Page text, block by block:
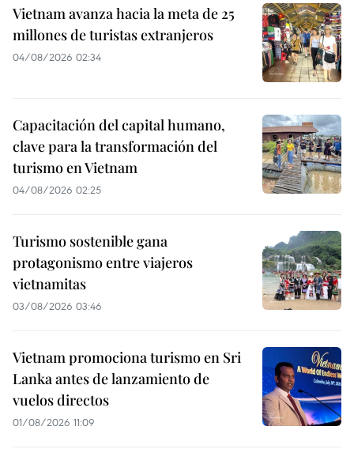
Vietnam avanza hacia la meta de 25
millones de turistas extranjeros
04/08/2026 02:34
Capacitación del capital humano,
clave para la transformación del
turismo en Vietnam
04/08/2026 02:25
Turismo sostenible gana
protagonismo entre viajeros
vietnamitas
03/08/2026 03:46
Vietnam promociona turismo en Sri
Lanka antes de lanzamiento de
vuelos directos
01/08/2026 11:09